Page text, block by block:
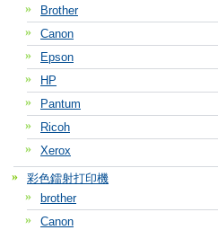
Brother
Canon
Epson
HP
Pantum
Ricoh
Xerox
彩色鐳射打印機
brother
Canon